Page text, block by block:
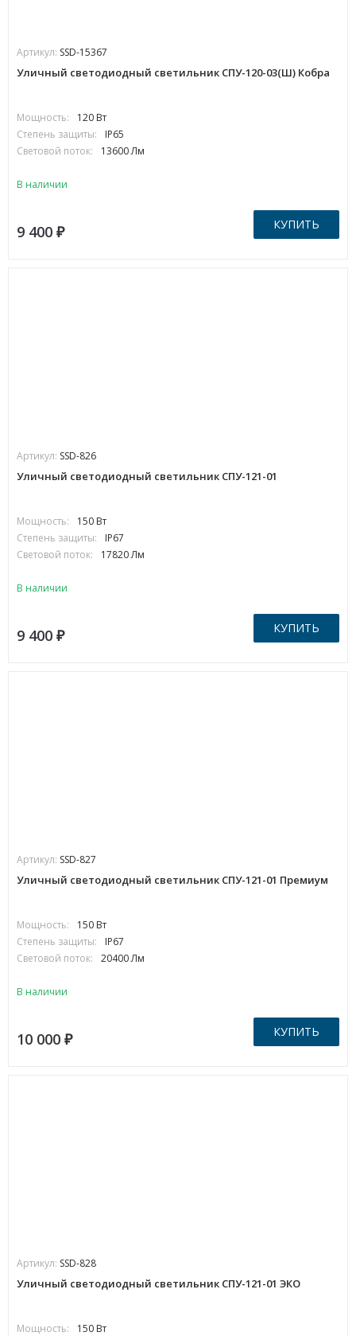
Артикул: SSD-15367
Уличный светодиодный светильник СПУ-120-03(Ш) Кобра
Мощность:
120 Вт
Степень защиты:
IP65
Световой поток:
13600 Лм
В наличии
9 400 ₽ КУПИТЬ
Артикул: SSD-826
Уличный светодиодный светильник СПУ-121-01
Мощность:
150 Вт
Степень защиты:
IP67
Световой поток:
17820 Лм
В наличии
9 400 ₽ КУПИТЬ
Артикул: SSD-827
Уличный светодиодный светильник СПУ-121-01 Премиум
Мощность:
150 Вт
Степень защиты:
IP67
Световой поток:
20400 Лм
В наличии
10 000 ₽ КУПИТЬ
Артикул: SSD-828
Уличный светодиодный светильник СПУ-121-01 ЭКО
Мощность:
150 Вт